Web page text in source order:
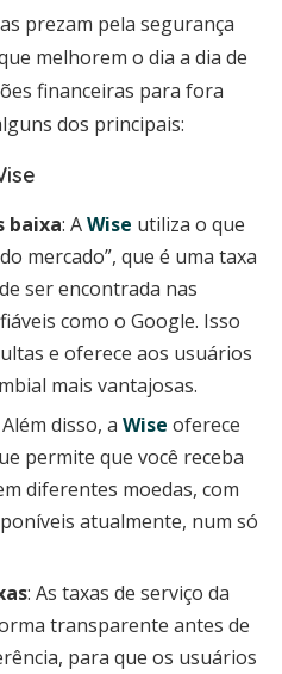
prezam pela segurança
melhorem o dia a dia de
financeiras para fora
dos principais:
baixa: AWise utiliza o que
mercado”, que é uma taxa
ser encontrada nas
como o Google. Isso
e oferece aos usuários
mais vantajosas.
Além disso, a Wise oferece
permite que você receba
diferentes moedas, com
atualmente, num só
: As taxas de serviço da
transparente antes de
para que os usuários